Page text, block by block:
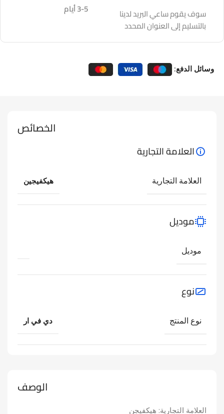
سوف يقوم ساعي البريد لدينا
بالتسليم إلى العنوان المحدد
3-5 أيام
وسائل الدفع:
الوصف
العلامة التجارية: هيكفيجن
الخصائص
العلامة التجارية
العلامة التجارية هيكفيجين
موديل
موديل
نوع
نوع المنتج دي في ار